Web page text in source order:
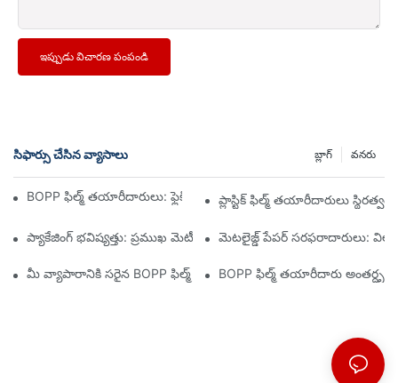
ఇప్పుడు విచారణ పంపండి
సిఫార్సు చేసిన వ్యాసాలు వనరు
బ్లాగ్
BOPP ఫిల్మ్ తయారీదారులు: ఫ్లెక్సిబుల్ ప్యాకేజింగ్ యొక్క వెన్నెముక
ప్లాస్టిక్ ఫిల్మ్ తయారీదారులు
ప్యాకేజింగ్ భవిష్యత్తు: ప్రముఖ మెటీరియల్ తయారీదారుల నుండి
మెటలైజ్డ్ పేపర్ సరఫరాదారులు:
మీ వ్యాపారానికి సరైన BOPP ఫిల్మ్ సరఫరాదారుని ఎంచుకోవడం ఎందుకు
BOPP ఫిల్మ్ తయారీదారు